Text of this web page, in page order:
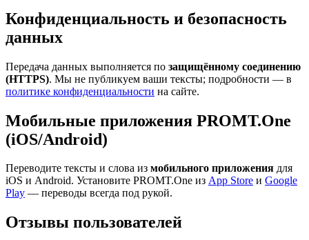
Конфиденциальность и безопасность
данных
Передача данных выполняется по защищённому соединению
(HTTPS). Мы не публикуем ваши тексты; подробности — в
политике конфиденциальности на сайте.
Мобильные приложения PROMT.One
(iOS/Android)
Переводите тексты и слова из мобильного приложения для
iOS и Android. Установите PROMT.One из App Store и Google
Play — переводы всегда под рукой.
Отзывы пользователей